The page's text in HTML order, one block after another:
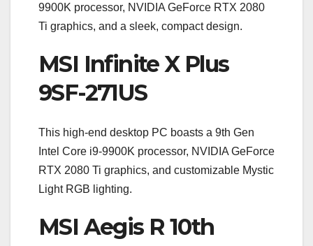
9900K processor, NVIDIA GeForce RTX 2080
Ti graphics, and a sleek, compact design.
MSI Infinite X Plus
9SF-271US
This high-end desktop PC boasts a 9th Gen
Intel Core i9-9900K processor, NVIDIA GeForce
RTX 2080 Ti graphics, and customizable Mystic
Light RGB lighting.
MSI Aegis R 10th